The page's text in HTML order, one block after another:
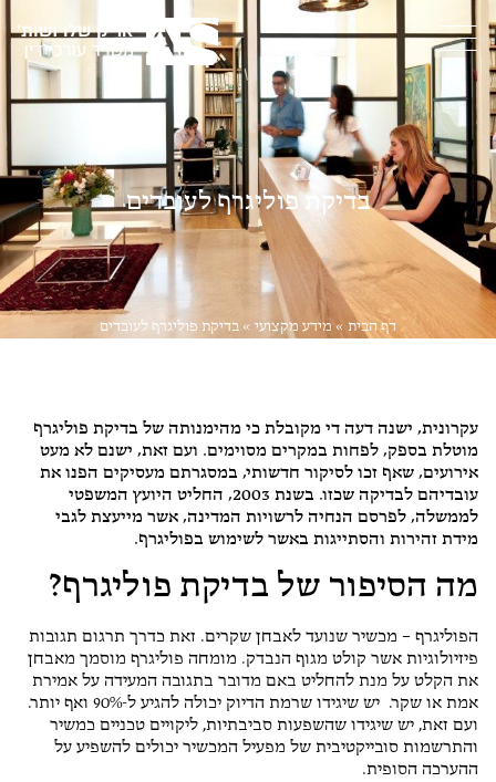
בדיקת פוליגרף לעובדים
דף הבית » מידע מקצועי » בדיקת פוליגרף לעובדים
עקרונית, ישנה דעה די מקובלת כי מהימנותה של בדיקת פוליגרף
מוטלת בספק, לפחות במקרים מסוימים. ועם זאת, ישנם לא מעט
אירועים, שאף זכו לסיקור חדשותי, במסגרתם מעסיקים הפנו את
עובדיהם לבדיקה שכזו. בשנת 2003, החליט היועץ המשפטי
לממשלה, לפרסם הנחיה לרשויות המדינה, אשר מייעצת לגבי
מידת זהירות והסתייגות באשר לשימוש בפוליגרף.
מה הסיפור של בדיקת פוליגרף?
הפוליגרף – מכשיר שנועד לאבחן שקרים. זאת כדרך תרגום תגובות
פיזיולוגיות אשר קולט מגוף הנבדק. מומחה פוליגרף מוסמך מאבחן
את הקלט על מנת להחליט באם מדובר בתגובה המעידה על אמירת
אמת או שקר. יש שיגידו שרמת הדיוק יכולה להגיע ל-90% ואף יותר.
ועם זאת, יש שיגידו שהשפעות סביבתיות, ליקויים טכניים כמשיר
והתרשמות סובייקטיבית של מפעיל המכשיר יכולים להשפיע על
ההערכה הסופית.